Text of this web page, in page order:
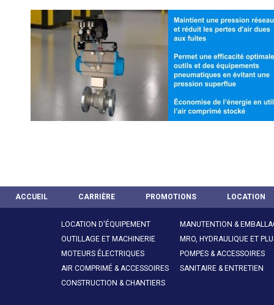
ACCUEIL CARRIÈRE PROMOTIONS LOCATION
LOCATION D'ÉQUIPEMENT
OUTILLAGE ET MACHINERIE
MOTEURS ÉLECTRIQUES
AIR COMPRIMÉ & ACCESSOIRES
CONSTRUCTION & CHANTIERS
MANUTENTION &
MRO, HYDRAULIQUE ET
POMPES & ACCESSOIRES
SANITAIRE & ENTRETIEN